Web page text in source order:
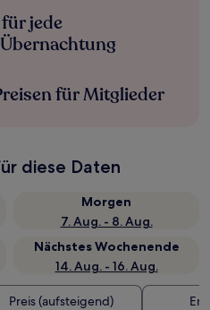
jede
für Mitglieder
diese Daten
Morgen
7. Aug. - 8. Aug.
Nächstes Wochenende
14. Aug. - 16. Aug.
Preis (aufsteigend)